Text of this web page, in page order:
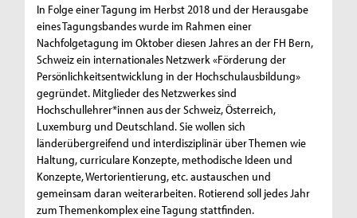
In Folge einer Tagung im Herbst 2018 und der Herausgabe
eines Tagungsbandes wurde im Rahmen einer
Nachfolgetagung im Oktober diesen Jahres an der FH Bern,
Schweiz ein internationales Netzwerk «Förderung der
Persönlichkeitsentwicklung in der Hochschulausbildung»
gegründet. Mitglieder des Netzwerkes sind
Hochschullehrer*innen aus der Schweiz, Österreich,
Luxemburg und Deutschland. Sie wollen sich
länderübergreifend und interdisziplinär über Themen wie
Haltung, curriculare Konzepte, methodische Ideen und
Konzepte, Wertorientierung, etc. austauschen und
gemeinsam daran weiterarbeiten. Rotierend soll jedes Jahr
zum Themenkomplex eine Tagung stattfinden.